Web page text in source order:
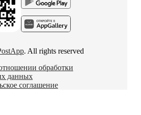
. All rights reserved
обработки
данных
соглашение